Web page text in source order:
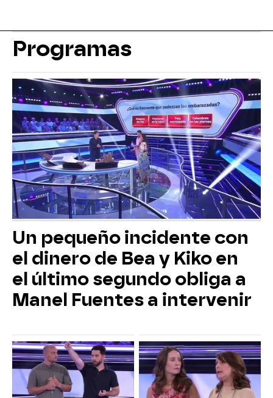
Programas
Un pequeño incidente con
el dinero de Bea y Kiko en
el último segundo obliga a
Manel Fuentes a intervenir